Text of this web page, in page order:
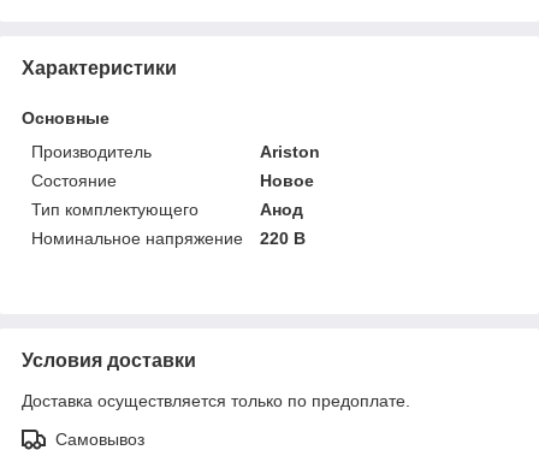
Характеристики
Основные
Производитель
Ariston
Состояние
Новое
Тип комплектующего
Анод
Номинальное напряжение
220 В
Условия доставки
Доставка осуществляется только по предоплате.
Самовывоз